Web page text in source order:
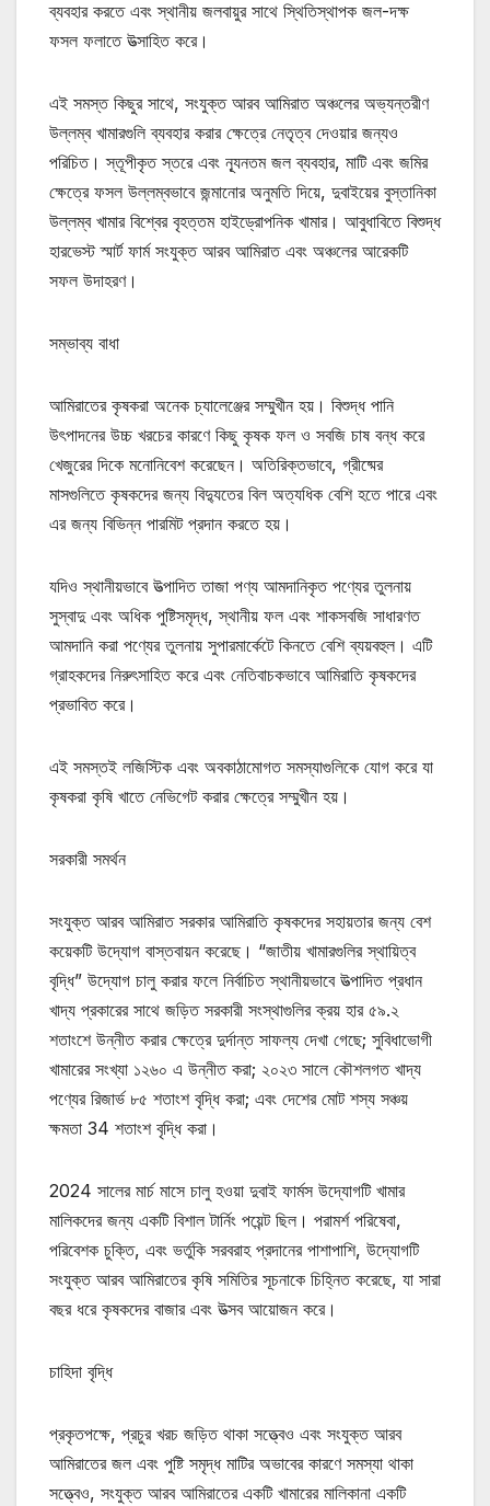
ব্যবহার করতে এবং স্থানীয় জলবায়ুর সাথে স্থিতিস্থাপক জল-দক্ষ
ফসল ফলাতে উত্সাহিত করে।
এই সমস্ত কিছুর সাথে, সংযুক্ত আরব আমিরাত অঞ্চলের অভ্যন্তরীণ
উল্লম্ব খামারগুলি ব্যবহার করার ক্ষেত্রে নেতৃত্ব দেওয়ার জন্যও
পরিচিত। স্তূপীকৃত স্তরে এবং ন্যূনতম জল ব্যবহার, মাটি এবং জমির
ক্ষেত্রে ফসল উল্লম্বভাবে জন্মানোর অনুমতি দিয়ে, দুবাইয়ের বুস্তানিকা
উল্লম্ব খামার বিশ্বের বৃহত্তম হাইড্রোপনিক খামার। আবুধাবিতে বিশুদ্ধ
হারভেস্ট স্মার্ট ফার্ম সংযুক্ত আরব আমিরাত এবং অঞ্চলের আরেকটি
সফল উদাহরণ।
সম্ভাব্য বাধা
আমিরাতের কৃষকরা অনেক চ্যালেঞ্জের সম্মুখীন হয়। বিশুদ্ধ পানি
উৎপাদনের উচ্চ খরচের কারণে কিছু কৃষক ফল ও সবজি চাষ বন্ধ করে
খেজুরের দিকে মনোনিবেশ করেছেন। অতিরিক্তভাবে, গ্রীষ্মের
মাসগুলিতে কৃষকদের জন্য বিদ্যুতের বিল অত্যধিক বেশি হতে পারে এবং
এর জন্য বিভিন্ন পারমিট প্রদান করতে হয়।
যদিও স্থানীয়ভাবে উত্পাদিত তাজা পণ্য আমদানিকৃত পণ্যের তুলনায়
সুস্বাদু এবং অধিক পুষ্টিসমৃদ্ধ, স্থানীয় ফল এবং শাকসবজি সাধারণত
আমদানি করা পণ্যের তুলনায় সুপারমার্কেটে কিনতে বেশি ব্যয়বহুল। এটি
গ্রাহকদের নিরুৎসাহিত করে এবং নেতিবাচকভাবে আমিরাতি কৃষকদের
প্রভাবিত করে।
এই সমস্তই লজিস্টিক এবং অবকাঠামোগত সমস্যাগুলিকে যোগ করে যা
কৃষকরা কৃষি খাতে নেভিগেট করার ক্ষেত্রে সম্মুখীন হয়।
সরকারী সমর্থন
সংযুক্ত আরব আমিরাত সরকার আমিরাতি কৃষকদের সহায়তার জন্য বেশ
কয়েকটি উদ্যোগ বাস্তবায়ন করেছে। “জাতীয় খামারগুলির স্থায়িত্ব
বৃদ্ধি” উদ্যোগ চালু করার ফলে নির্বাচিত স্থানীয়ভাবে উত্পাদিত প্রধান
খাদ্য প্রকারের সাথে জড়িত সরকারী সংস্থাগুলির ক্রয় হার ৫৯.২
শতাংশে উন্নীত করার ক্ষেত্রে দুর্দান্ত সাফল্য দেখা গেছে; সুবিধাভোগী
খামারের সংখ্যা ১২৬০ এ উন্নীত করা; ২০২৩ সালে কৌশলগত খাদ্য
পণ্যের রিজার্ভ ৮৫ শতাংশ বৃদ্ধি করা; এবং দেশের মোট শস্য সঞ্চয়
ক্ষমতা 34 শতাংশ বৃদ্ধি করা।
2024 সালের মার্চ মাসে চালু হওয়া দুবাই ফার্মস উদ্যোগটি খামার
মালিকদের জন্য একটি বিশাল টার্নিং পয়েন্ট ছিল। পরামর্শ পরিষেবা,
পরিবেশক চুক্তি, এবং ভর্তুকি সরবরাহ প্রদানের পাশাপাশি, উদ্যোগটি
সংযুক্ত আরব আমিরাতের কৃষি সমিতির সূচনাকে চিহ্নিত করেছে, যা সারা
বছর ধরে কৃষকদের বাজার এবং উত্সব আয়োজন করে।
চাহিদা বৃদ্ধি
প্রকৃতপক্ষে, প্রচুর খরচ জড়িত থাকা সত্ত্বেও এবং সংযুক্ত আরব
আমিরাতের জল এবং পুষ্টি সমৃদ্ধ মাটির অভাবের কারণে সমস্যা থাকা
সত্ত্বেও, সংযুক্ত আরব আমিরাতের একটি খামারের মালিকানা একটি